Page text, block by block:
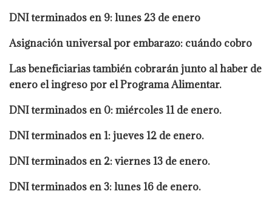
DNI terminados en 9: lunes 23 de enero
Asignación universal por embarazo: cuándo cobro
Las beneficiarias también cobrarán junto al haber de
enero el ingreso por el Programa Alimentar.
DNI terminados en 0: miércoles 11 de enero.
DNI terminados en 1: jueves 12 de enero.
DNI terminados en 2: viernes 13 de enero.
DNI terminados en 3: lunes 16 de enero.